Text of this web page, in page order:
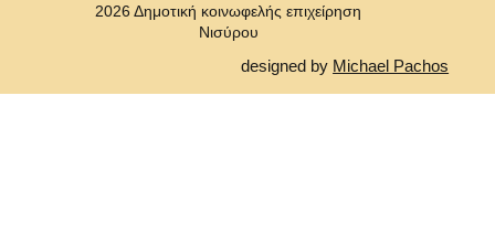
designed by Michael Pachos
2026 Δημοτική κοινωφελής επιχείρηση
Νισύρου